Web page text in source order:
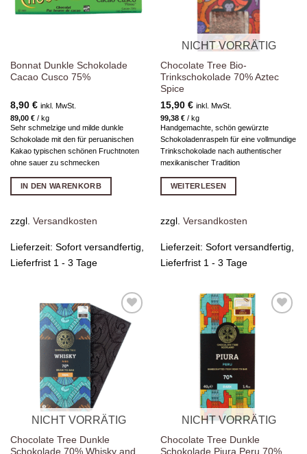
Bonnat Dunkle Schokolade
Cacao Cusco 75%
8,90 € inkl. MwSt.
89,00 €/ kg
Sehr schmelzige und milde dunkle
Schokolade mit den für peruanischen
Kakao typischen schönen Fruchtnoten
ohne sauer zu schmecken
IN DEN WARENKORB
zzgl. Versandkosten
Lieferzeit: Sofort versandfertig,
Lieferfrist 1 - 3 Tage
NICHT VORRÄTIG
Chocolate Tree Bio-
Trinkschokolade 70% Aztec
Spice
15,90 € inkl. MwSt.
99,38 €/ kg
Handgemachte, schön gewürzte
Schokoladenraspeln für eine vollmundige
Trinkschokolade nach authentischer
mexikanischer Tradition
WEITERLESEN
zzgl. Versandkosten
Lieferzeit: Sofort versandfertig,
Lieferfrist 1 - 3 Tage
Zur
Wunschliste
hinzufügen
NICHT VORRÄTIG
Chocolate Tree Dunkle
Schokolade 70% Whisky and
Wunschliste
NICHT VORRÄTIG
Chocolate Tree Dunkle
Schokolade Piura Peru 70%